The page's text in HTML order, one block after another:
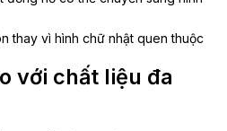
thay vì hình chữ nhật quen thuộc
với chất liệu đa